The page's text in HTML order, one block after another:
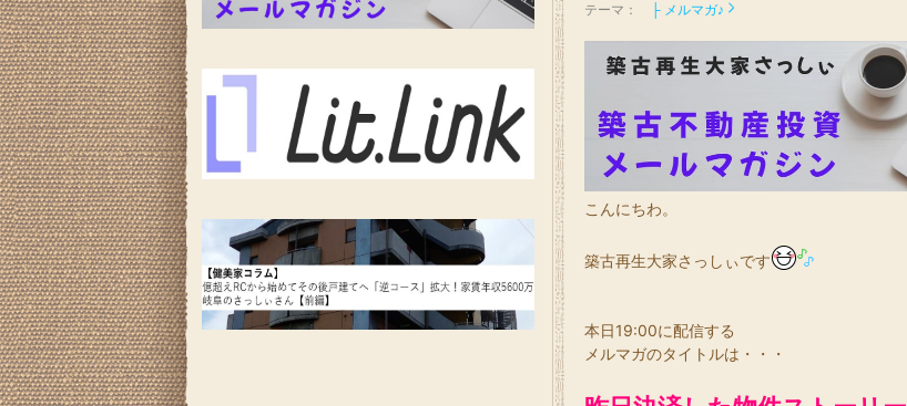
テーマ：
├ メルマガ♪
こんにちわ。
築古再生大家さっしぃです
本日19:00に配信する
メルマガのタイトルは・・・